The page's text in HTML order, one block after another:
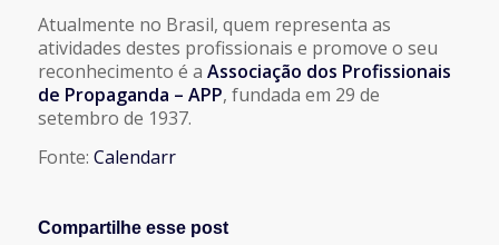
Atualmente no Brasil, quem representa as
atividades destes profissionais e promove o seu
reconhecimento é a Associação dos Profissionais
de Propaganda – APP, fundada em 29 de
setembro de 1937.
Fonte: Calendarr
Compartilhe esse post